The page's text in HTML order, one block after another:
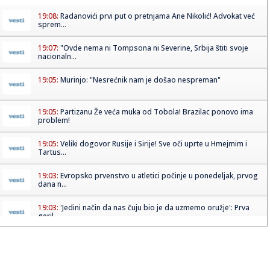
19:08: Radanovići prvi put o pretnjama Ane Nikolić! Advokat već
sprem...
19:07: "Ovde nema ni Tompsona ni Severine, Srbija štiti svoje
nacionaln...
19:05: Murinjo: "Nesrećnik nam je došao nespreman"
19:05: Partizanu Že veća muka od Tobola! Brazilac ponovo ima
problem!
19:05: Veliki dogovor Rusije i Sirije! Sve oči uprte u Hmejmim i
Tartus...
19:03: Evropsko prvenstvo u atletici počinje u ponedeljak, prvog
dana n...
19:03: 'Jedini način da nas čuju bio je da uzmemo oružje': Prva
geril...